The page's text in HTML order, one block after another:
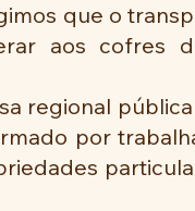
que o
aos cofres
regional
por